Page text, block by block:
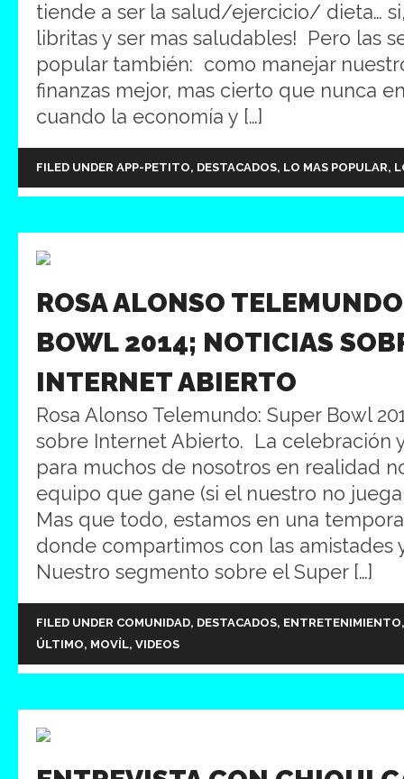
tiende a ser la salud/ejercicio/ dieta…
libritas y ser mas saludables! Pero las
popular también: como manejar
finanzas mejor, mas cierto que nunca
cuando la economía y […]
FILED UNDER APP-PETITO, DESTACADOS, LO MAS POPULAR,
ROSA ALONSO
BOWL 2014; NOTICIAS
INTERNET ABIERTO
Rosa Alonso Telemundo: Super Bowl
sobre Internet Abierto. La celebración
para muchos de nosotros en realidad
equipo que gane (si el nuestro no
Mas que todo, estamos en una
donde compartimos con las amistades
Nuestro segmento sobre el Super […]
FILED UNDER COMUNIDAD, DESTACADOS, ENTRETENIMIENTO
ÚLTIMO, MOVÍL, VIDEOS